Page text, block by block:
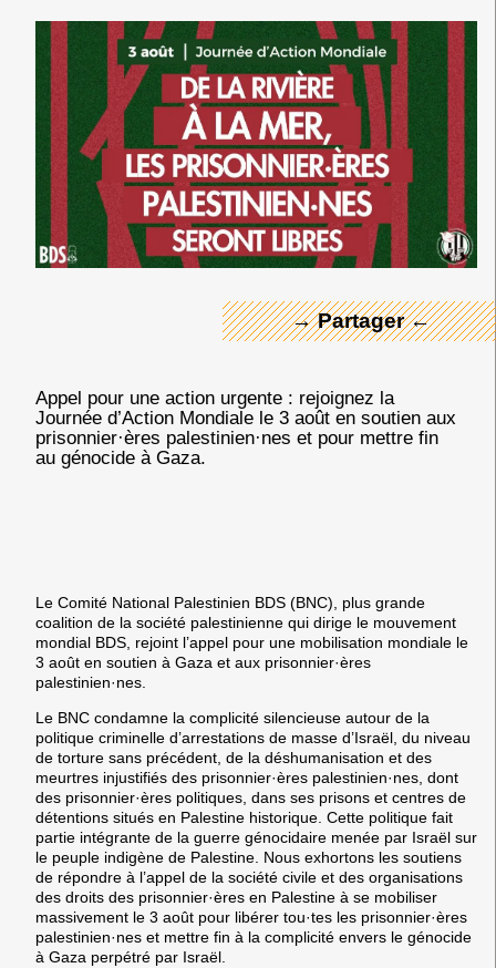
→ Partager ←
← Merci ! →
Appel pour une action urgente : rejoignez la
Journée d’Action Mondiale le 3 août en soutien aux
prisonnier·ères palestinien·nes et pour mettre fin
au génocide à Gaza.
Le Comité National Palestinien BDS (BNC), plus grande
coalition de la société palestinienne qui dirige le mouvement
mondial BDS, rejoint l’appel pour une mobilisation mondiale le
3 août en soutien à Gaza et aux prisonnier·ères
palestinien·nes.
Le BNC condamne la complicité silencieuse autour de la
politique criminelle d’arrestations de masse d’Israël, du niveau
de torture sans précédent, de la déshumanisation et des
meurtres injustifiés des prisonnier·ères palestinien·nes, dont
des prisonnier·ères politiques, dans ses prisons et centres de
détentions situés en Palestine historique. Cette politique fait
partie intégrante de la guerre génocidaire menée par Israël sur
le peuple indigène de Palestine. Nous exhortons les soutiens
de répondre à l’appel de la société civile et des organisations
des droits des prisonnier·ères en Palestine à se mobiliser
massivement le 3 août pour libérer tou·tes les prisonnier·ères
palestinien·nes et mettre fin à la complicité envers le génocide
à Gaza perpétré par Israël.